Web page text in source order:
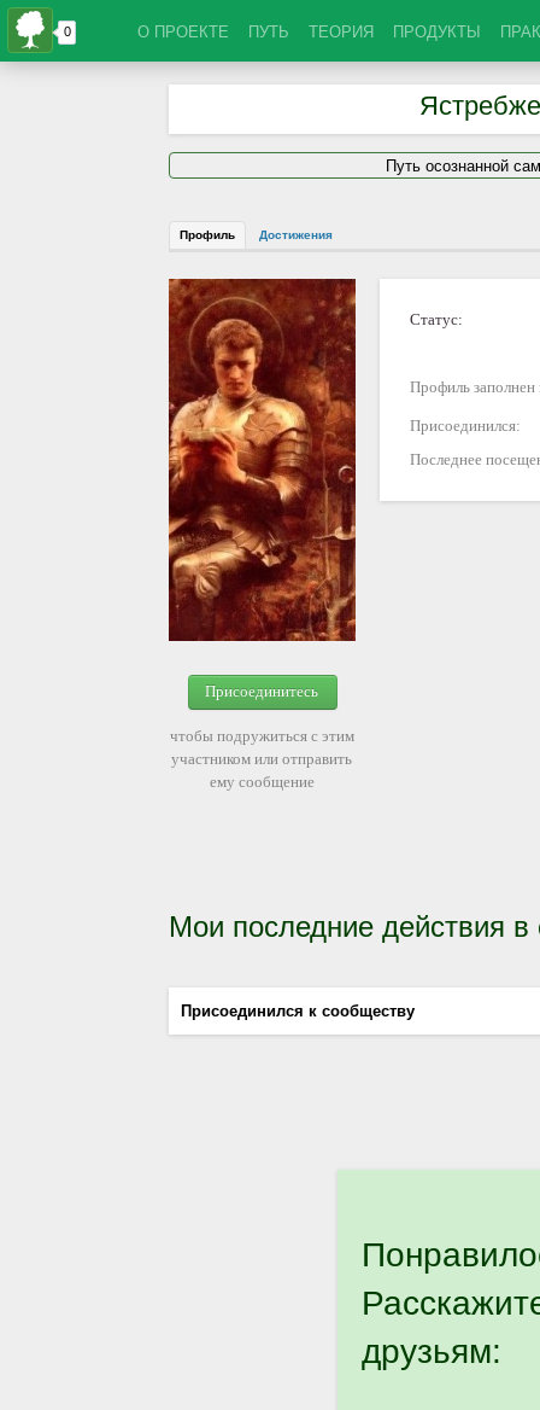
О ПРОЕКТЕ ПУТЬ ТЕОРИЯ ПРОДУКТЫ
Путь осознанной
Профиль Достижения
Присоединитесь
чтобы подружиться с этим
участником или отправить
ему сообщение
Статус:
Профиль заполнен
Присоединился:
Последнее
Мои последние действия
Присоединился к сообществу
друзьям: